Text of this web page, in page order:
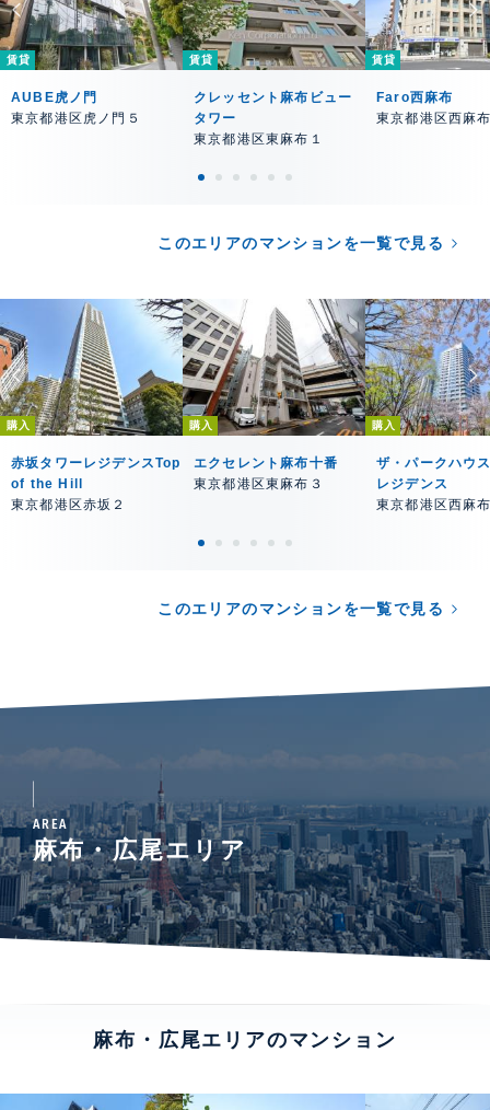
賃貸
AUBE虎ノ門
東京都港区虎ノ門５
賃貸
クレッセント麻布ビュー
タワー
東京都港区東麻布１
賃貸
Faro西麻布
東京都港区西麻
このエリアのマンションを一覧で見る
購入
赤坂タワーレジデンスTop
of the Hill
東京都港区赤坂２
購入
エクセレント麻布十番
東京都港区東麻布３
購入
ザ・パークハウ
レジデンス
東京都港区西麻
このエリアのマンションを一覧で見る
AREA
麻布・広尾エリア
麻布・広尾エリアのマンション